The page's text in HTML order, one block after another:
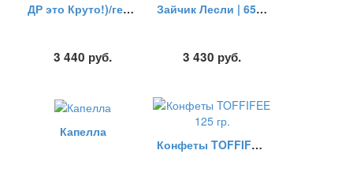
ДР это Круто!)/гелиевые шары
3 440 руб.
Зайчик Лесли | 65 см
3 430 руб.
Капелла
Конфеты TOFFIFEE 125 гр.